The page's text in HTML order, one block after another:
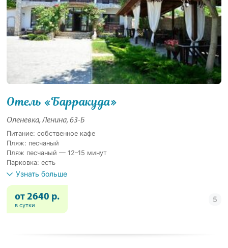
Отель «Барракуда»
Оленевка, Ленина, 63-Б
Питание: собственное кафе
Пляж: песчаный
Пляж песчаный — 12–15 минут
Парковка: есть
Узнать больше
от 2640 р.
в сутки